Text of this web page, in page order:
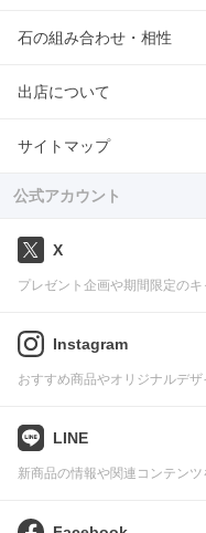
石の組み合わせ・相性
出店について
サイトマップ
公式アカウント
X
プレゼント企画や期間限定の
Instagram
おすすめ商品やオリジナルデ
LINE
新商品の情報や関連コンテンツ